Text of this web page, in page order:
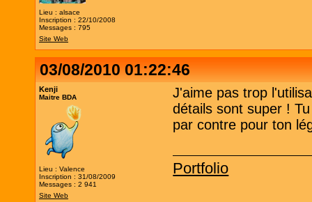
Lieu : alsace
Inscription : 22/10/2008
Messages : 795
Site Web
03/08/2010 01:22:46
Kenji
Maitre BDA
Lieu : Valence
Inscription : 31/08/2009
Messages : 2 941
Site Web
J'aime pas trop
détails sont super !
par contre pour ton
Portfolio